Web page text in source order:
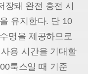
장돼 완전 충전 시
유지한다. 단 10
명을 제공하므로
용 시간을 기대할
룩스일 때 기준